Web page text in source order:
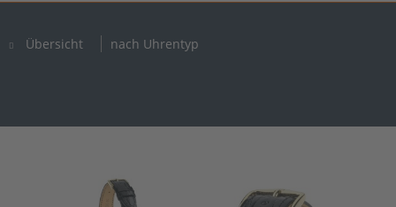
Übersicht nach Uhrentyp